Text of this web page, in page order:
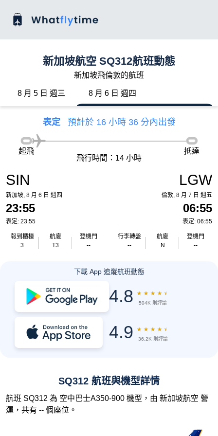
新加坡航空 SQ312航班動態
新加坡飛倫敦的航班
8 月 5 日 週三 8 月 6 日 週四
表定 預計於 16 小時 36 分內出發
SIN
新加坡, 8 月 6 日 週四
23:55
表定: 23:55
報到櫃檯
3
航廈
T3
登機門
--
起飛
飛行時間：14 小時
抵達
LGW
倫敦, 8 月 7 日 週五
06:55
表定: 06:55
行李轉盤
--
航廈
N
登機門
--
下載 App 追蹤航班動態
4.8 ★ ★ ★ ★ ★
504K 則評論
4.9 ★ ★ ★ ★ ★
36.2K 則評論
SQ312 航班與機型詳情
航班 SQ312 為 空中巴士A350-900 機型，由 新加坡航空 營
運，共有 -- 個座位。